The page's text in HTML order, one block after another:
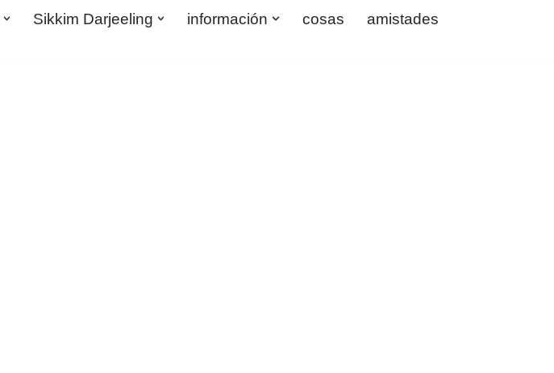
Sikkim Darjeeling información cosas
amistades